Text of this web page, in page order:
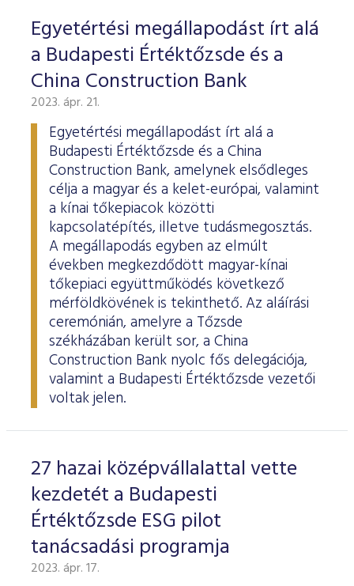
Egyetértési megállapodást írt alá
a Budapesti Értéktőzsde és a
China Construction Bank
2023. ápr. 21.
Egyetértési megállapodást írt alá a
Budapesti Értéktőzsde és a China
Construction Bank, amelynek elsődleges
célja a magyar és a kelet-európai, valamint
a kínai tőkepiacok közötti
kapcsolatépítés, illetve tudásmegosztás.
A megállapodás egyben az elmúlt
években megkezdődött magyar-kínai
tőkepiaci együttműködés következő
mérföldkövének is tekinthető. Az aláírási
ceremónián, amelyre a Tőzsde
székházában került sor, a China
Construction Bank nyolc fős delegációja,
valamint a Budapesti Értéktőzsde vezetői
voltak jelen.
27 hazai középvállalattal vette
kezdetét a Budapesti
Értéktőzsde ESG pilot
tanácsadási programja
2023. ápr. 17.